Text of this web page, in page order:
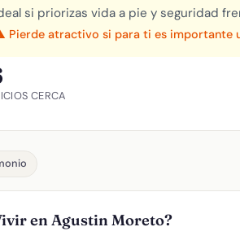
si priorizas vida a pie y seguridad
Pierde atractivo si para ti es importante
CERCA
en Agustin Moreto?